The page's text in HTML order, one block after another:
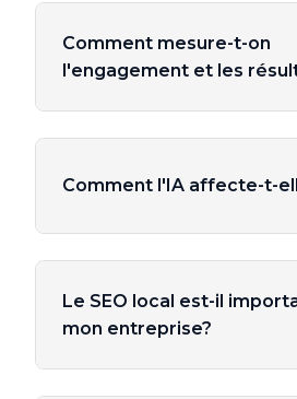
Comment mesure-t-on
l'engagement et les
Comment l'IA affecte-t-
Le SEO local est-il
mon entreprise?